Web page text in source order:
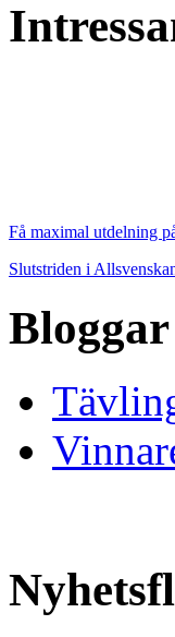
Få maximal utdelning
Slutstriden i
Bloggar